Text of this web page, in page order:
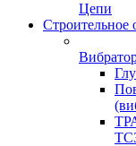
Цепи
Строительное